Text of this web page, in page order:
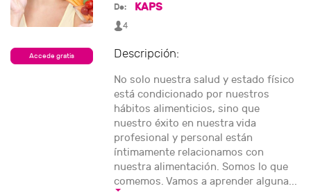
Accede gratis
De: KAPS
4
Descripción:
No solo nuestra salud y estado físico
está condicionado por nuestros
hábitos alimenticios, sino que
nuestro éxito en nuestra vida
profesional y personal están
íntimamente relacionamos con
nuestra alimentación. Somos lo que
comemos. Vamos a aprender alguna...